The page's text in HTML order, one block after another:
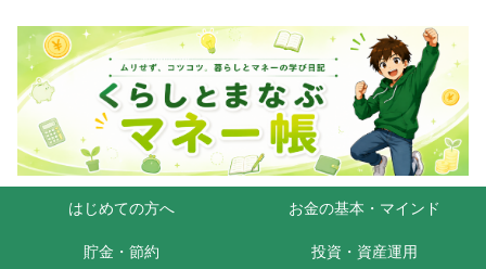
はじめての方へ お金の基本・マインド
貯金・節約 投資・資産運用